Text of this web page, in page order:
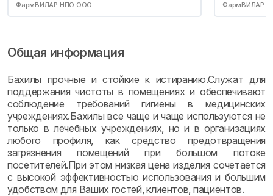
ФармВИЛАР НПО ООО ФармВИЛАР
Общая информация
Бахилы прочные и стойкие к истиранию.Служат для
поддержания чистоты в помещениях и обеспечивают
соблюдение требований гигиены в медицинских
учреждениях.Бахилы все чаще и чаще используются не
только в лечебных учреждениях, но и в организациях
любого профиля, как средство предотвращения
загрязнения помещений при большом потоке
посетителей.При этом низкая цена изделия сочетается
с высокой эффективностью использования и большим
удобством для Ваших гостей, клиентов, пациентов.